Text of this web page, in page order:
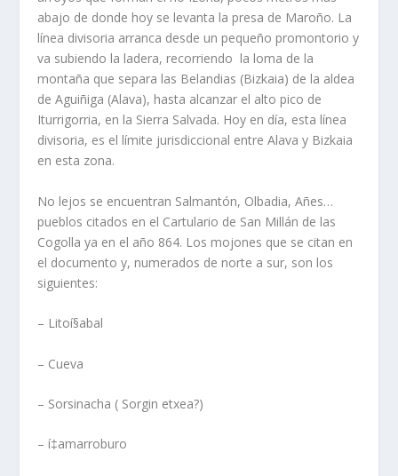
abajo de donde hoy se levanta la presa de Maroño. La
lí­nea divisoria arranca desde un pequeño promontorio y
va subiendo la ladera, recorriendo la loma de la
montaña que separa las Belandias (Bizkaia) de la aldea
de Aguiñiga (Alava), hasta alcanzar el alto pico de
Iturrigorria, en la Sierra Salvada. Hoy en dí­a, esta lí­nea
divisoria, es el lí­mite jurisdiccional entre Alava y Bizkaia
en esta zona.
No lejos se encuentran Salmantón, Olbadia, Añes…
pueblos citados en el Cartulario de San Millán de las
Cogolla ya en el año 864. Los mojones que se citan en
el documento y, numerados de norte a sur, son los
siguientes:
– Litoí§abal
– Cueva
– Sorsinacha ( Sorgin etxea?)
– í‡amarroburo